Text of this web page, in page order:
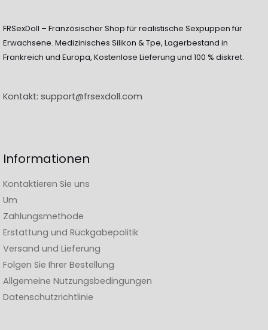
FRSexDoll – Französischer Shop für realistische Sexpuppen für
Erwachsene. Medizinisches Silikon & Tpe, Lagerbestand in
Frankreich und Europa, Kostenlose Lieferung und 100 % diskret.
Kontakt: support@frsexdoll.com
Informationen
Kontaktieren Sie uns
Um
Zahlungsmethode
Erstattung und Rückgabepolitik
Versand und Lieferung
Folgen Sie Ihrer Bestellung
Allgemeine Nutzungsbedingungen
Datenschutzrichtlinie